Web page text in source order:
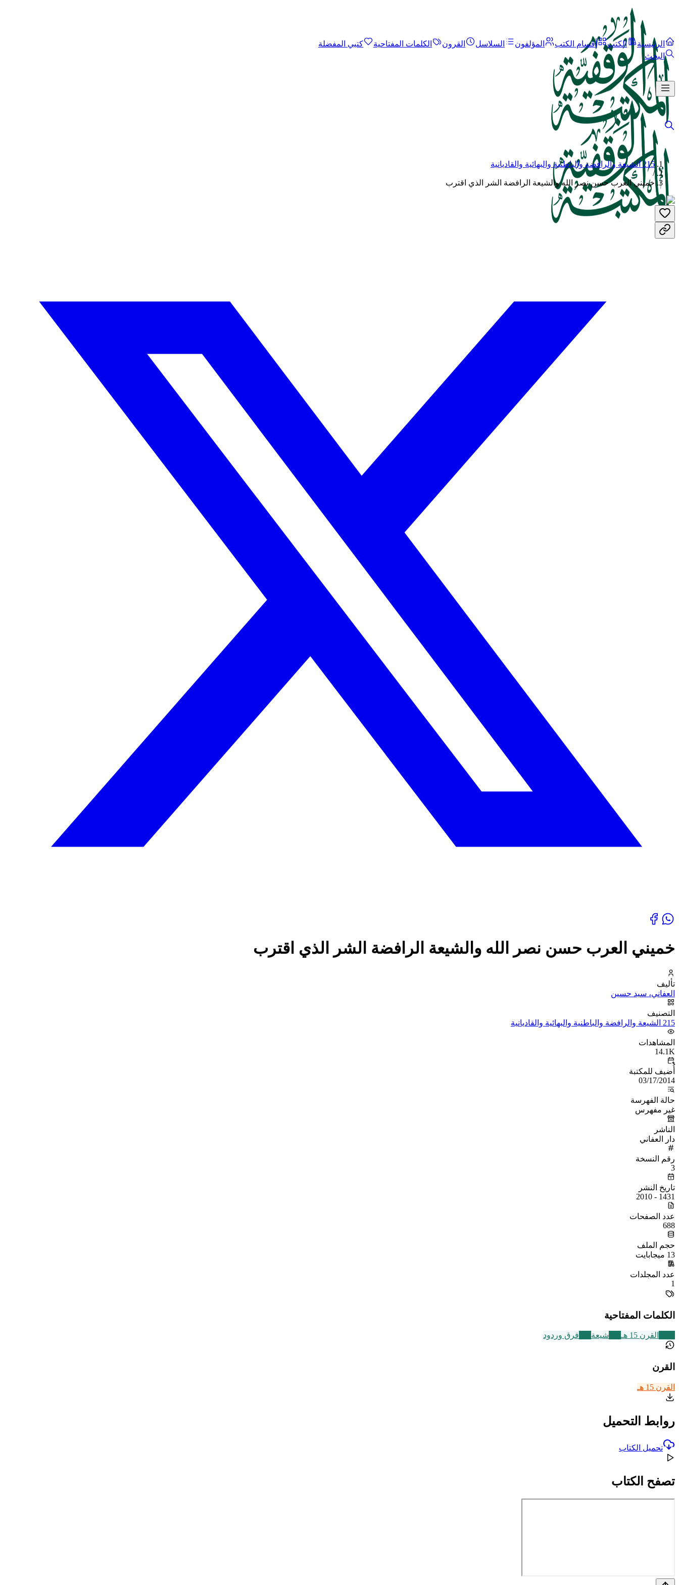
الرئيسية الكتب أقسام الكتب المؤلفون السلاسل القرون الكلمات المفتاحية
كتبي المفضلة
البحث
215 الشيعة والرافضة والباطنية والبهائية والقاديانية
/
خميني العرب حسن نصر الله والشيعة الرافضة الشر الذي اقترب
خميني العرب حسن نصر الله والشيعة الرافضة الشر الذي اقترب
تأليف
العفاني، سيد حسين
التصنيف
215 الشيعة والرافضة والباطنية والبهائية والقاديانية
المشاهدات
14.1K
أُضيف للمكتبة
03/17/2014
حالة الفهرسة
غير مفهرس
الناشر
دار العفاني
رقم النسخة
3
تاريخ النشر
1431 - 2010
عدد الصفحات
688
حجم الملف
13 ميجابايت
عدد المجلدات
1
الكلمات المفتاحية
القرن 15 هـ شيعة فرق وردود
القرن
القرن 15 هـ
روابط التحميل
تحميل الكتاب
تصفح الكتاب